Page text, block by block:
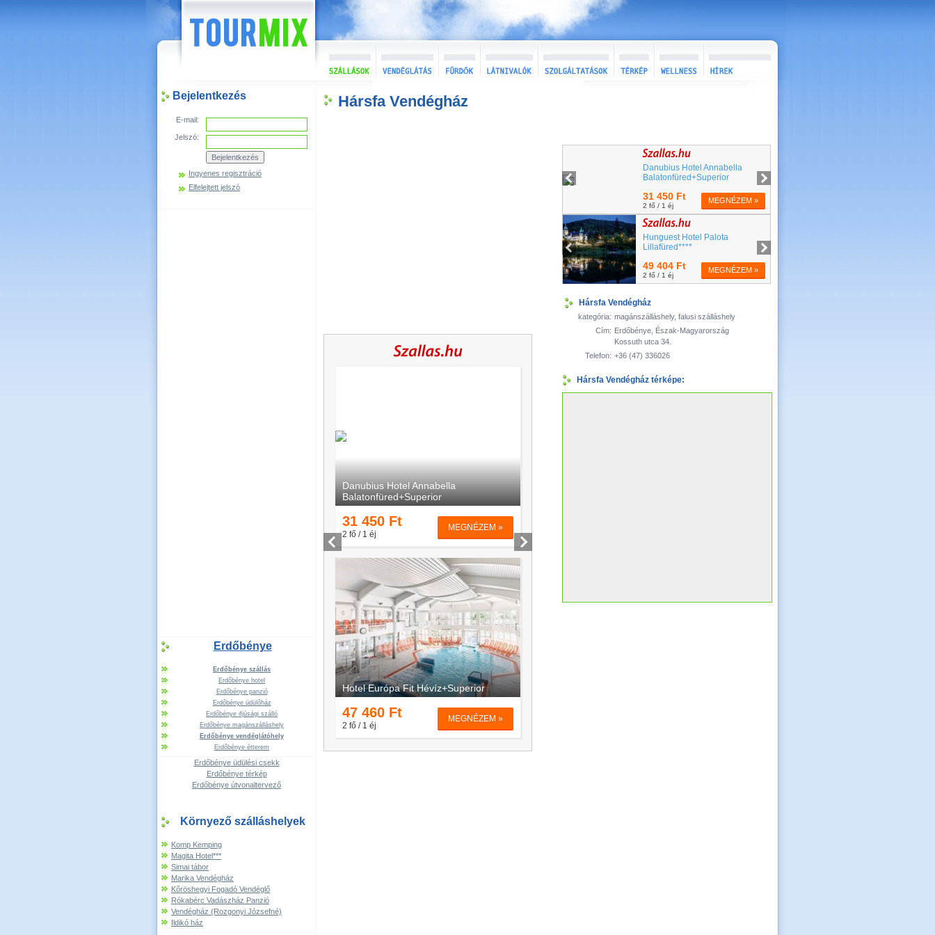
Bejelentkezés
E-mail:
Jelszó:
Ingyenes regisztráció
Elfelejtett jelszó
Erdőbénye
Erdőbénye szállás
Erdőbénye hotel
Erdőbénye panzió
Erdőbénye üdülőház
Erdőbénye ifjúsági szálló
Erdőbénye magánszálláshely
Erdőbénye vendéglátóhely
Erdőbénye étterem
Erdőbénye üdülési csekk
Erdőbénye térkép
Erdőbénye útvonaltervező
Környező szálláshelyek
Komp Kemping
Magita Hotel***
Simai tábor
Marika Vendégház
Kőröshegyi Fogadó Vendéglő
Rókabérc Vadászház Panzió
Vendégház (Rozgonyi Józsefné)
Ildikó ház
Hársfa Vendégház
Hársfa Vendégház
kategória: magánszálláshely, falusi szálláshely
Cím: Erdőbénye, Észak-Magyarország
Kossuth utca 34.
Telefon: +36 (47) 336026
Hársfa Vendégház térképe: